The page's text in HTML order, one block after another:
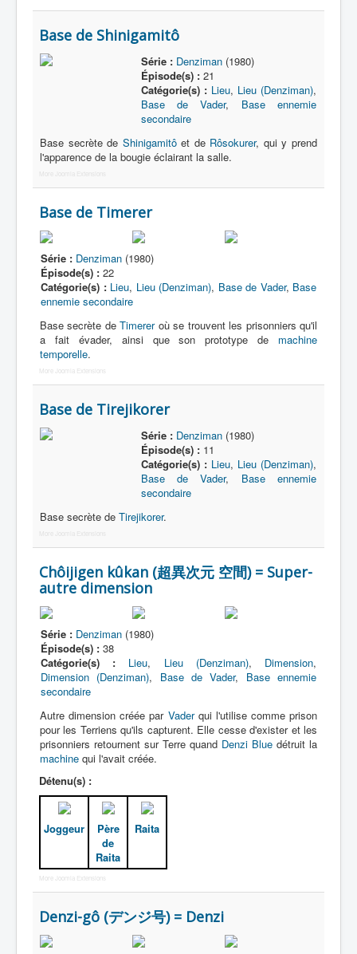
Base de Shinigamitô
Série : Denziman(1980)
Épisode(s) :21
Catégorie(s) : Lieu, Lieu (Denziman),
Base de Vader, Base ennemie
secondaire
Base secrète de Shinigamitôet de Rôsokurer, qui y prend
l'apparence de la bougie éclairant la salle.
More Joomla Extensions
Base de Timerer
Série : Denziman (1980)
Épisode(s) : 22
Catégorie(s) : Lieu, Lieu (Denziman), Base de Vader, Base
ennemie secondaire
Base secrète deTimereroù se trouvent les prisonniers qu'il
a fait évader, ainsi que son prototype de machine
temporelle.
More Joomla Extensions
Base de Tirejikorer
Série : Denziman(1980)
Épisode(s) :11
Catégorie(s) : Lieu, Lieu (Denziman),
Base de Vader, Base ennemie
secondaire
Base secrète de Tirejikorer.
More Joomla Extensions
Chôijigen kûkan (超異次元 空間) = Super-
autre dimension
Série : Denziman (1980)
Épisode(s) : 38
Catégorie(s) :
Lieu, Lieu (Denziman), Dimension,
Dimension (Denziman), Base de Vader, Base ennemie
secondaire
Autre dimension créée par Vaderqui l'utilise comme prison
pour les Terriens qu'ils capturent. Elle cesse d'exister et les
prisonniers retournent sur Terre quand Denzi Blue détruit la
machine qui l'avait créée.
Détenu(s) :
Joggeur
Père
de
Raita
Raita
More Joomla Extensions
Denzi-gô (デンジ号) = Denzi